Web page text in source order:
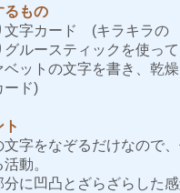
もの
文字カード (キラキラの
グルースティックを使って
ベットの文字を書き、乾燥
ード)
文字をなぞるだけなので
動。
分に凹凸とざらざらした